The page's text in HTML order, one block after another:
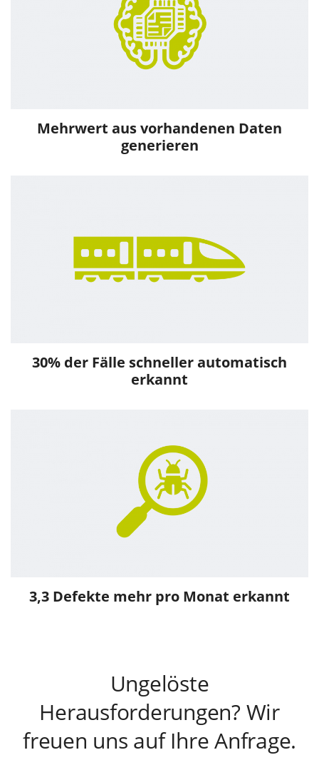
Mehrwert aus vorhandenen Daten
generieren
30% der Fälle schneller automatisch
erkannt
3,3 Defekte mehr pro Monat erkannt
Ungelöste
Herausforderungen? Wir
freuen uns auf Ihre Anfrage.